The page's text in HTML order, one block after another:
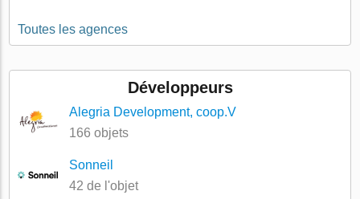
Toutes les agences
Développeurs
Alegria Development, coop.V
166 objets
Sonneil
42 de l'objet